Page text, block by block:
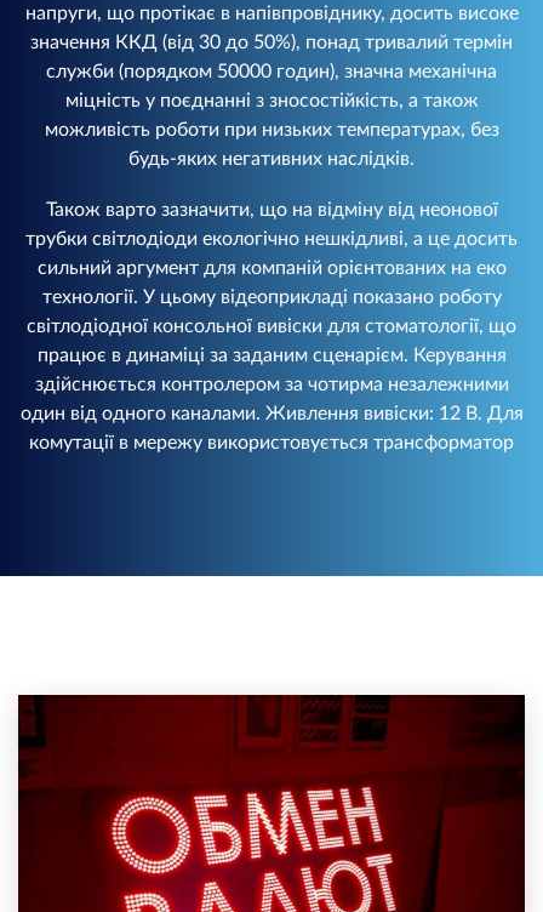
напруги, що протікає в напівпровіднику, досить високе
значення ККД (від 30 до 50%), понад тривалий термін
служби (порядком 50000 годин), значна механічна
міцність у поєднанні з зносостійкість, а також
можливість роботи при низьких температурах, без
будь-яких негативних наслідків.
Також варто зазначити, що на відміну від неонової
трубки світлодіоди екологічно нешкідливі, а це досить
сильний аргумент для компаній орієнтованих на еко
технології. У цьому відеоприкладі показано роботу
світлодіодної консольної вивіски для стоматології, що
працює в динаміці за заданим сценарієм. Керування
здійснюється контролером за чотирма незалежними
один від одного каналами. Живлення вивіски: 12 В. Для
комутації в мережу використовується трансформатор